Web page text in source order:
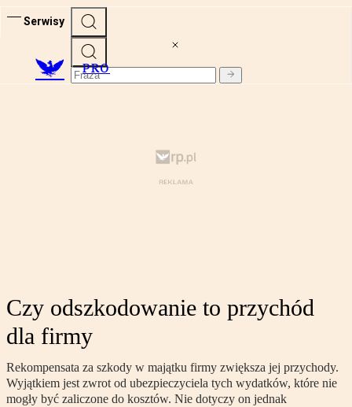
Serwisy
PRO
Czy odszkodowanie to przychód
dla firmy
Rekompensata za szkody w majątku firmy zwiększa jej przychody.
Wyjątkiem jest zwrot od ubezpieczyciela tych wydatków, które nie
mogły być zaliczone do kosztów. Nie dotyczy on jednak